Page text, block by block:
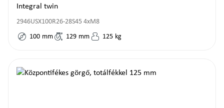
Integral twin
2946USX100R26-28S45 4xM8
100 mm 129 mm 125 kg